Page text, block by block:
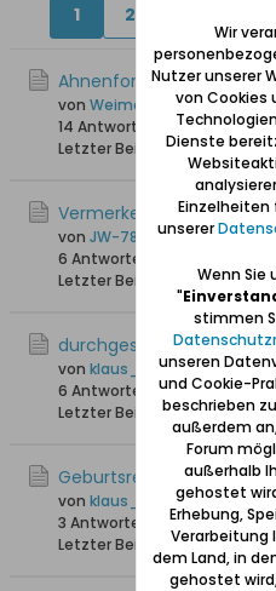
1 2
Ahnenforschung und KI
von Weimaraner
14 Antworten
418 Hits0 Likes
Letzter Beitrag29.03.2026,
Vermerken auf HOK DÄ-
von JW-78
6 Antworten
Letzter Beitrag
17.11.2025,
durchgestrichene
von klaus_skibowski
6 Antworten
2.780 Hits0 Likes
Letzter Beitrag11.08.2025,
Geburtsregister ab 1920
von klaus_skibowski
3 Antworten
1.710 Hits0 Likes
Letzter Beitrag
27.07.2025,
Wir
Nutzer unserer
von Cookies
Dienste
Einzelheiten
unserer
Wenn Sie
"
stimmen
unseren
und Cookie-
beschrieben
außerdem
Forum
außerhalb
gehostet
Erhebung,
Verarbeitung
dem Land, in
gehostet